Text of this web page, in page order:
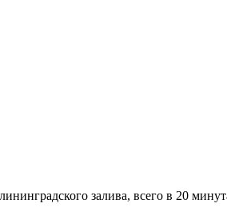
залива, всего в 20